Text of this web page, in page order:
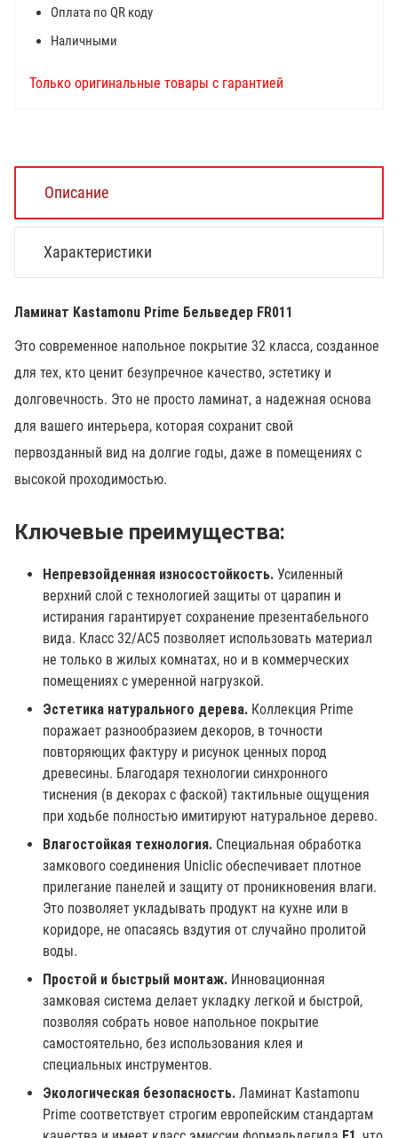
Оплата по QR коду
Наличными
Только оригинальные товары с гарантией
Описание
Характеристики
Ламинат Kastamonu Prime Бельведер FR011
Это современное напольное покрытие 32 класса, созданное
для тех, кто ценит безупречное качество, эстетику и
долговечность. Это не просто ламинат, а надежная основа
для вашего интерьера, которая сохранит свой
первозданный вид на долгие годы, даже в помещениях с
высокой проходимостью.
Ключевые преимущества:
Непревзойденная износостойкость. Усиленный
верхний слой с технологией защиты от царапин и
истирания гарантирует сохранение презентабельного
вида. Класс 32/AC5 позволяет использовать материал
не только в жилых комнатах, но и в коммерческих
помещениях с умеренной нагрузкой.
Эстетика натурального дерева. Коллекция Prime
поражает разнообразием декоров, в точности
повторяющих фактуру и рисунок ценных пород
древесины. Благодаря технологии синхронного
тиснения (в декорах с фаской) тактильные ощущения
при ходьбе полностью имитируют натуральное дерево.
Влагостойкая технология. Специальная обработка
замкового соединения Uniclic обеспечивает плотное
прилегание панелей и защиту от проникновения влаги.
Это позволяет укладывать продукт на кухне или в
коридоре, не опасаясь вздутия от случайно пролитой
воды.
Простой и быстрый монтаж. Инновационная
замковая система делает укладку легкой и быстрой,
позволяя собрать новое напольное покрытие
самостоятельно, без использования клея и
специальных инструментов.
Экологическая безопасность. Ламинат Kastamonu
Prime соответствует строгим европейским стандартам